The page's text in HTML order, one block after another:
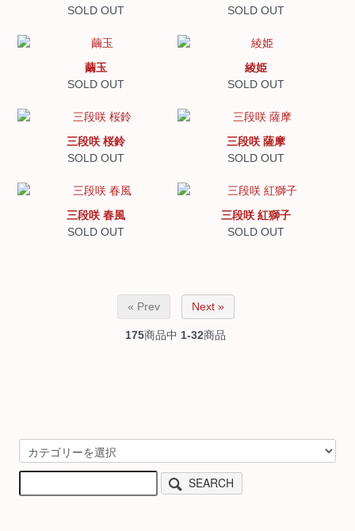
SOLD OUT
SOLD OUT
繭玉
SOLD OUT
綾姫
SOLD OUT
三段咲 桜鈴
SOLD OUT
三段咲 薩摩
SOLD OUT
三段咲 春風
SOLD OUT
三段咲 紅獅子
SOLD OUT
« Prev Next »
175商品中 1-32商品
SEARCH